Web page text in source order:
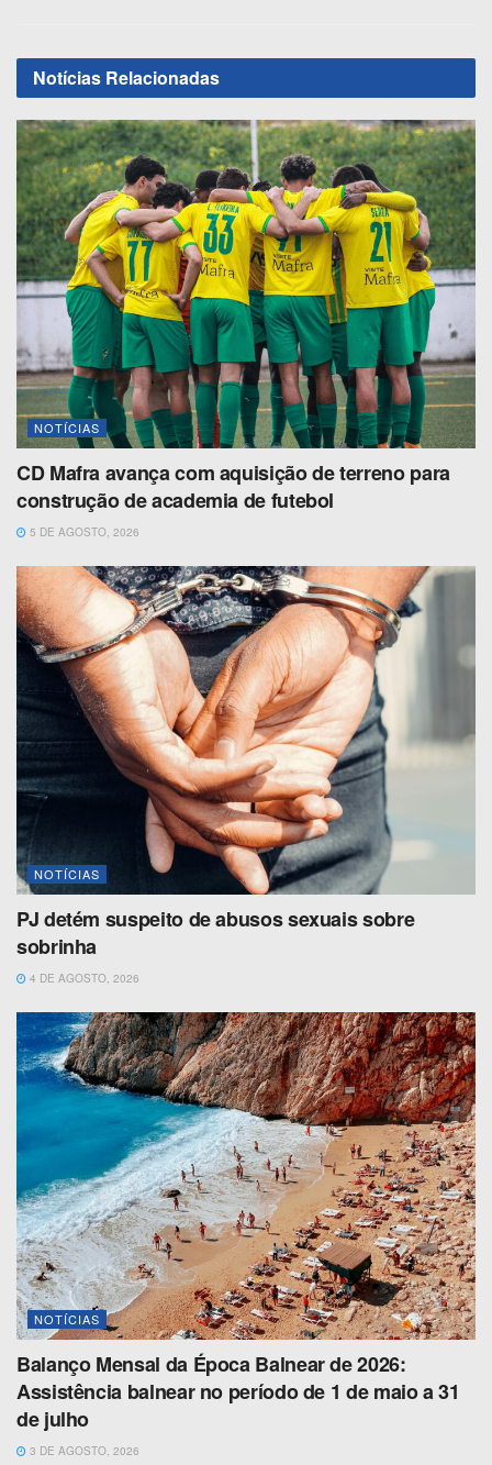
Notícias Relacionadas
NOTÍCIAS
CD Mafra avança com aquisição de terreno para
construção de academia de futebol
5 DE AGOSTO, 2026
NOTÍCIAS
PJ detém suspeito de abusos sexuais sobre
sobrinha
4 DE AGOSTO, 2026
NOTÍCIAS
Balanço Mensal da Época Balnear de 2026:
Assistência balnear no período de 1 de maio a 31
de julho
3 DE AGOSTO, 2026